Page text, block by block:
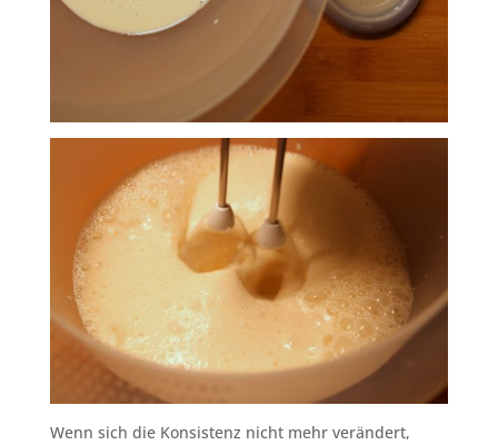
Wenn sich die Konsistenz nicht mehr verändert,